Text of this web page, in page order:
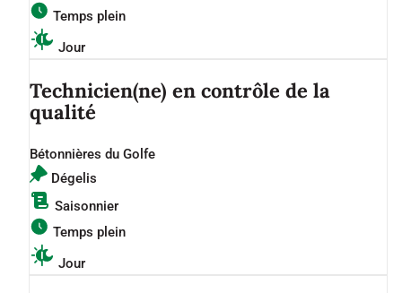
Temps plein
Jour
Technicien(ne) en contrôle de la
qualité
Bétonnières du Golfe
Dégelis
Saisonnier
Temps plein
Jour